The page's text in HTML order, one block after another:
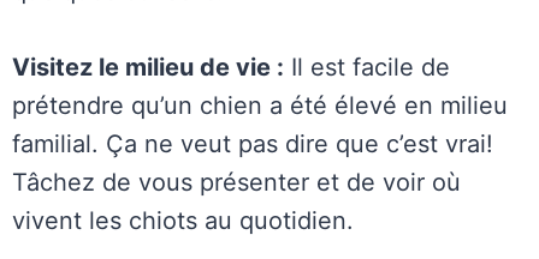
Visitez le milieu de vie : Il est facile de
prétendre qu’un chien a été élevé en milieu
familial. Ça ne veut pas dire que c’est vrai!
Tâchez de vous présenter et de voir où
vivent les chiots au quotidien.